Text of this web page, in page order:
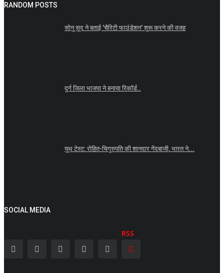
RANDOM POSTS
सोनू सूद ने बताई 'चैरिटी फाउंडेशन' शुरू करने की वजह
दुर्ग जिला भाजपा ने बनाया रिकॉर्ड..
यूथ टेस्ट: रोहित-चिगुरुपति की शानदार गेंदबाजी, भारत ने...
SOCIAL MEDIA
RSS